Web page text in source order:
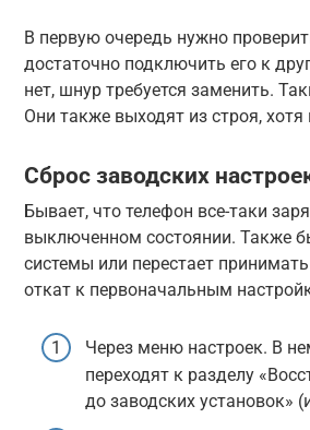
В первую очередь нужно
достаточно подключить его к
нет, шнур требуется заменить.
Они также выходят из строя, хотя
Сброс заводских
Бывает, что телефон все-таки
выключенном состоянии. Также
системы или перестает
откат к первоначальным
Через меню настроек. В
переходят к разделу
до заводских установок»